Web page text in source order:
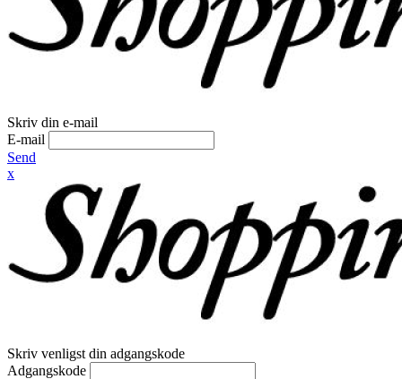
Skriv din e-mail
E-mail
Send
x
Skriv venligst din adgangskode
Adgangskode